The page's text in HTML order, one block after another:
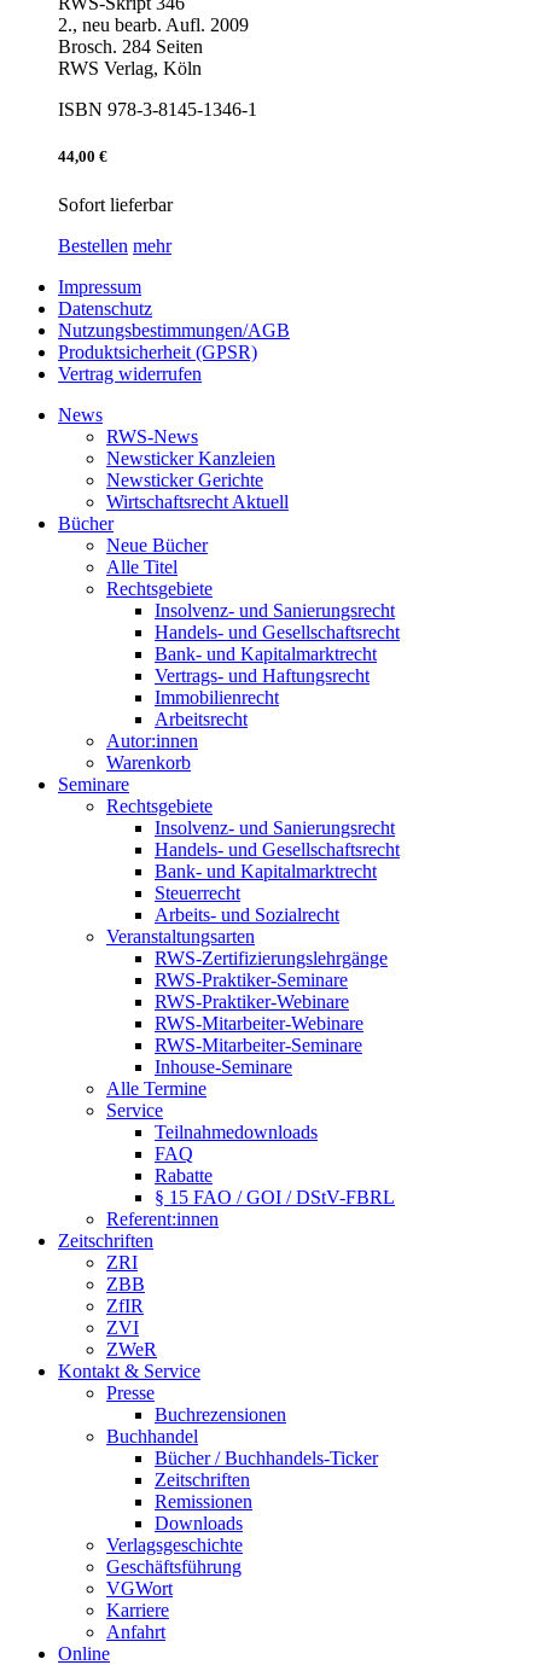
2., neu bearb. Aufl. 2009
Brosch. 284 Seiten
RWS Verlag, Köln
ISBN 978-3-8145-1346-1
44,00 €
Sofort lieferbar
Bestellen mehr
Impressum
Datenschutz
Nutzungsbestimmungen/AGB
Produktsicherheit (GPSR)
Vertrag widerrufen
News
RWS-News
Newsticker Kanzleien
Newsticker Gerichte
Wirtschaftsrecht Aktuell
Bücher
Neue Bücher
Alle Titel
Rechtsgebiete
Insolvenz- und Sanierungsrecht
Handels- und Gesellschaftsrecht
Bank- und Kapitalmarktrecht
Vertrags- und Haftungsrecht
Immobilienrecht
Arbeitsrecht
Autor:innen
Warenkorb
Seminare
Rechtsgebiete
Insolvenz- und Sanierungsrecht
Handels- und Gesellschaftsrecht
Bank- und Kapitalmarktrecht
Steuerrecht
Arbeits- und Sozialrecht
Veranstaltungsarten
RWS-Zertifizierungslehrgänge
RWS-Praktiker-Seminare
RWS-Praktiker-Webinare
RWS-Mitarbeiter-Webinare
RWS-Mitarbeiter-Seminare
Inhouse-Seminare
Alle Termine
Service
Teilnahmedownloads
FAQ
Rabatte
§ 15 FAO / GOI / DStV-FBRL
Referent:innen
Zeitschriften
ZRI
ZBB
ZfIR
ZVI
ZWeR
Kontakt & Service
Presse
Buchrezensionen
Buchhandel
Bücher / Buchhandels-Ticker
Zeitschriften
Remissionen
Downloads
Verlagsgeschichte
Geschäftsführung
VGWort
Karriere
Anfahrt
Online